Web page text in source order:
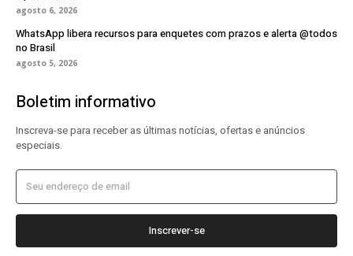
agosto 6, 2026
WhatsApp libera recursos para enquetes com prazos e alerta @todos
no Brasil
agosto 5, 2026
Boletim informativo
Inscreva-se para receber as últimas notícias, ofertas e anúncios
especiais.
Inscrever-se